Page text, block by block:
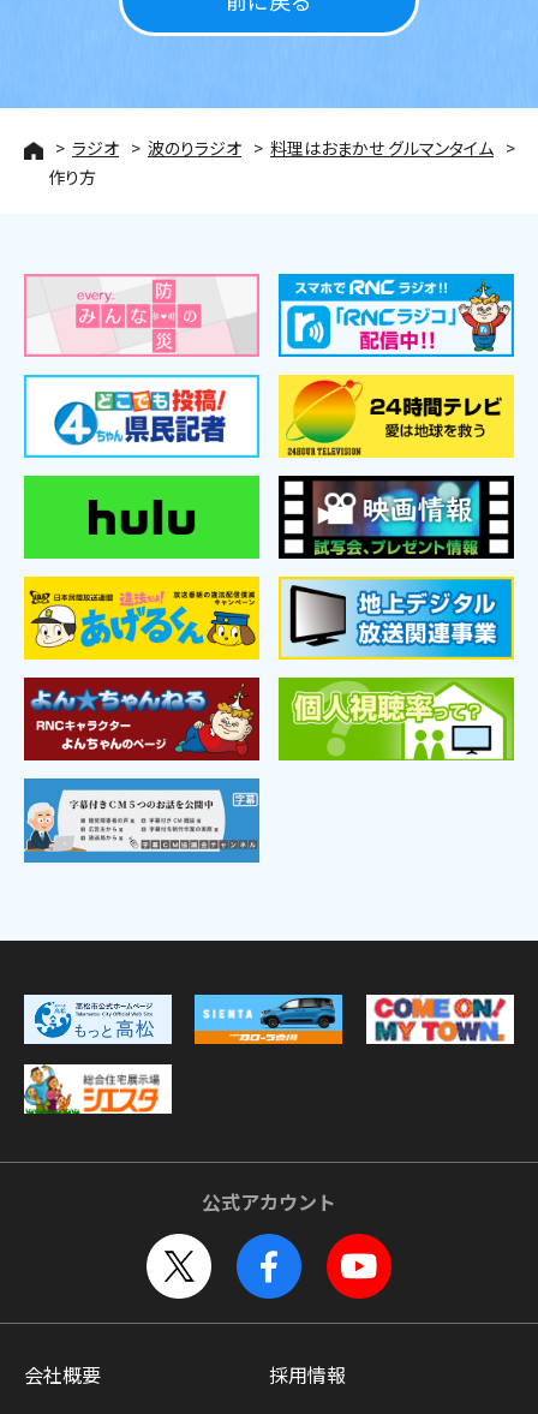
ラジオ 波のりラジオ
料理はおまかせ グルマンタイム
作り方
公式アカウント
会社概要
採用情報